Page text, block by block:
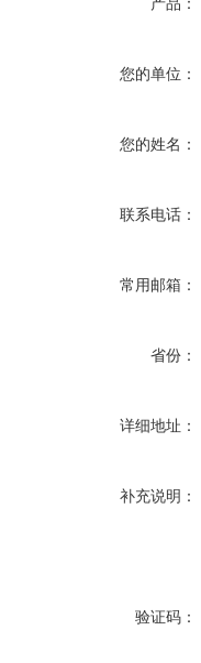
您的单位：
您的姓名：
联系电话：
常用邮箱：
省份：
详细地址：
补充说明：
验证码：